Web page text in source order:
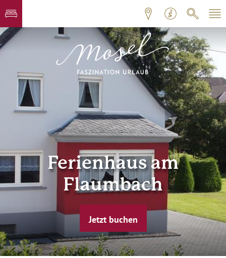
Ferienhaus am
Flaumbach
Jetzt buchen